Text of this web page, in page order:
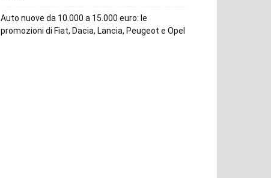
Auto nuove da 10.000 a 15.000 euro: le
promozioni di Fiat, Dacia, Lancia, Peugeot e Opel